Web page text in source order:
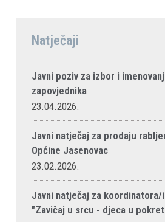
Natječaji
Javni poziv za izbor i
zapovjednika
23.04.2026.
Javni natječaj za prodaju
Općine Jasenovac
23.02.2026.
Javni natječaj za
"Zavičaj u srcu - djeca u